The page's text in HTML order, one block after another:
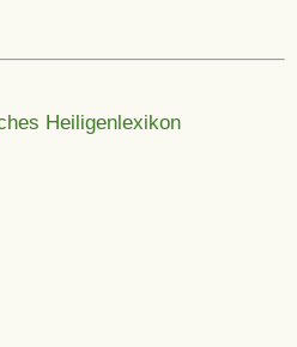
Heiligenlexikon